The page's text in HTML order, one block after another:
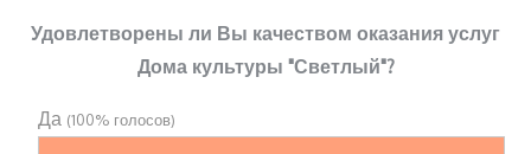
Удовлетворены ли Вы качеством оказания услуг
Дома культуры "Светлый"?
Да (100% голосов)